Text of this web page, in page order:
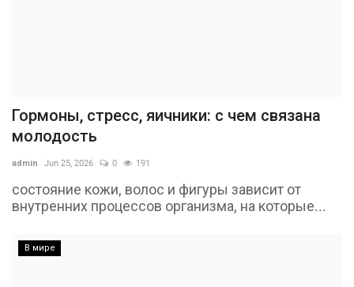
Гормоны, стресс, яичники: с чем связана
молодость
admin Jun 25, 2026 0 191
состояние кожи, волос и фигуры зависит от
внутренних процессов организма, на которые...
В мире